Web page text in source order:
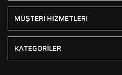
MÜŞTERİ HİZMETLERİ
KATEGORİLER